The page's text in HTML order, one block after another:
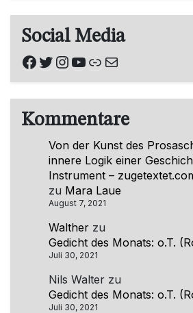
Social Media
Facebook
Twitter
Instagram
YouTube
Link
E-Mail
Kommentare
Von der Kunst des
innere Logik einer
Instrument –
zu Mara Laue
August 7, 2021
Walther zu
Gedicht des Monats: o.T.
Juli 30, 2021
Nils Walter zu
Gedicht des Monats: o.T.
Juli 30, 2021